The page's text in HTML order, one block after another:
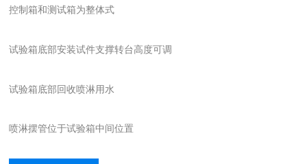
控制箱和测试箱为整体式
试验箱底部安装试件支撑转台高度可调
试验箱底部回收喷淋用水
喷淋摆管位于试验箱中间位置